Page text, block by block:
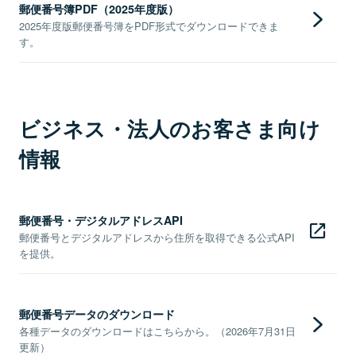
郵便番号簿PDF（2025年度版）
2025年度版郵便番号簿をPDF形式でダウンロードできま
す。
ビジネス・法人のお客さま向け
情報
郵便番号・デジタルアドレスAPI
郵便番号とデジタルアドレスから住所を取得できる公式API
を提供。
郵便番号データのダウンロード
各種データのダウンロードはこちらから。（2026年7月31日
更新）